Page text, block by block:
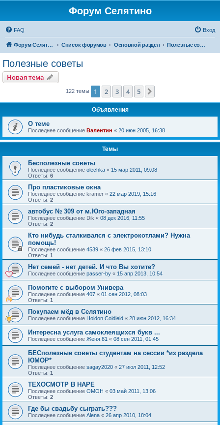
Форум Селятино
FAQ Вход
Форум Селятино Список форумов Основной раздел Полезные советы
Полезные советы
Новая тема
122 темы 1 2 3 4 5
Объявления
О теме
Последнее сообщение Валентин « 20 июн 2005, 16:38
Темы
Бесполезные советы
Последнее сообщение olechka « 15 мар 2011, 09:08
Ответы: 6
Про пластиковые окна
Последнее сообщение kramer « 22 мар 2019, 15:16
Ответы: 2
автобус № 309 от м.Юго-западная
Последнее сообщение Dik « 08 дек 2016, 11:55
Ответы: 2
Кто нибудь сталкивался с электрокотлами? Нужна
помощь!
Последнее сообщение 4539 « 26 фев 2015, 13:10
Ответы: 1
Нет семей - нет детей. И что Вы хотите?
Последнее сообщение passer-by « 15 апр 2013, 10:54
Помогите с выбором Универа
Последнее сообщение 407 « 01 сен 2012, 08:03
Ответы: 1
Покупаем мёд в Селятино
Последнее сообщение Holdon Coldield « 28 июн 2012, 16:34
Интересна услуга самоклеящихся букв ...
Последнее сообщение Женя.81 « 08 сен 2011, 01:45
БЕСполезные советы студентам на сессии *из раздела
ЮМОР*
Последнее сообщение sagay2020 « 27 июл 2011, 12:52
Ответы: 1
ТЕХОСМОТР В НАРЕ
Последнее сообщение OMOH « 03 май 2011, 13:06
Ответы: 2
Где бы свадьбу сыграть???
Последнее сообщение Alena « 26 апр 2010, 18:04